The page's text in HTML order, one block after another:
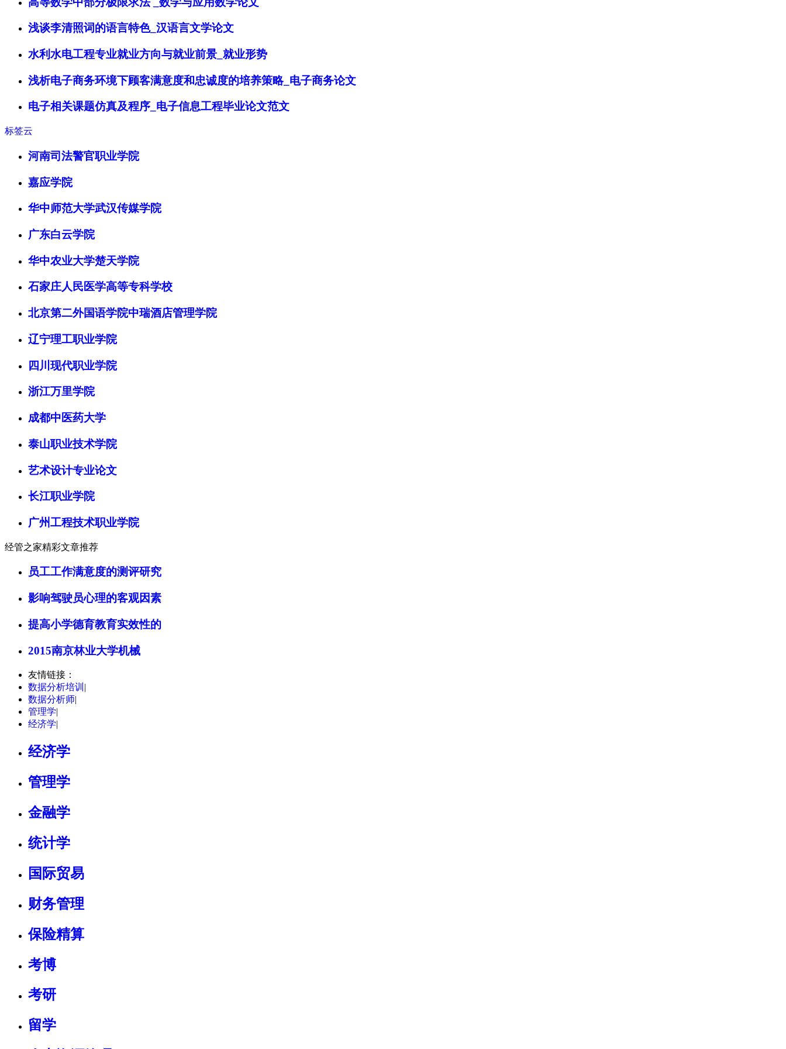
浅谈李清照词的语言特色_汉语言文学论文
水利水电工程专业就业方向与就业前景_就业形势
浅析电子商务环境下顾客满意度和忠诚度的培养策略_电子商务论文
电子相关课题仿真及程序_电子信息工程毕业论文范文
标签云
河南司法警官职业学院
嘉应学院
华中师范大学武汉传媒学院
广东白云学院
华中农业大学楚天学院
石家庄人民医学高等专科学校
北京第二外国语学院中瑞酒店管理学院
辽宁理工职业学院
四川现代职业学院
浙江万里学院
成都中医药大学
泰山职业技术学院
艺术设计专业论文
长江职业学院
广州工程技术职业学院
经管之家精彩文章推荐
员工工作满意度的测评研究
影响驾驶员心理的客观因素
提高小学德育教育实效性的
2015南京林业大学机械
友情链接：
数据分析培训 |
数据分析师|
管理学|
经济学|
经济学
管理学
金融学
统计学
国际贸易
财务管理
保险精算
考博
考研
留学